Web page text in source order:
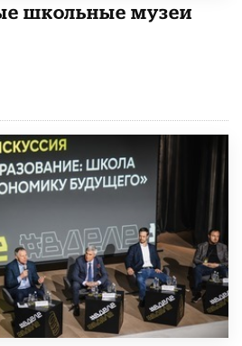
школьные музеи